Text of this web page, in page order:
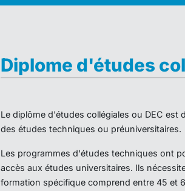
Diplome d'études
Le diplôme d'études collégiales ou DEC est
des études techniques ou préuniversitaires.
Les programmes d'études techniques ont
accès aux études universitaires. Ils
formation spécifique comprend entre 45 et